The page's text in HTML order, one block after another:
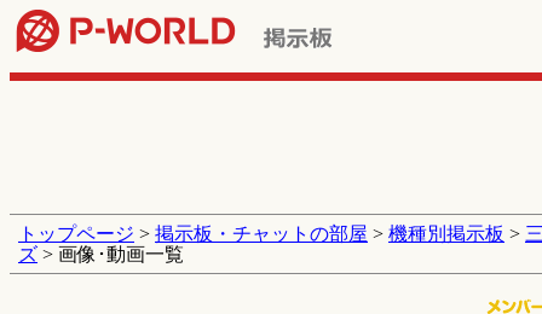
トップページ > 掲示板・チャットの部屋 > 機種別掲示板 >
ズ > 画像･動画一覧